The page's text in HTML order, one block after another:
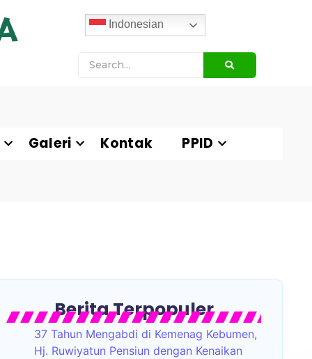
Indonesian
Galeri Kontak PPID
Berita Terpopuler
37 Tahun Mengabdi di Kemenag Kebumen,
Hj. Ruwiyatun Pensiun dengan Kenaikan